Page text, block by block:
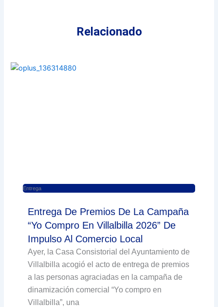
Relacionado
Entrega
Entrega De Premios De La Campaña
“Yo Compro En Villalbilla 2026” De
Impulso Al Comercio Local
Ayer, la Casa Consistorial del Ayuntamiento de
Villalbilla acogió el acto de entrega de premios
a las personas agraciadas en la campaña de
dinamización comercial “Yo compro en
Villalbilla”, una